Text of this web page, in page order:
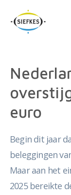
euro
Begin dit jaar
beleggingen
Maar aan het
2025 bereikte